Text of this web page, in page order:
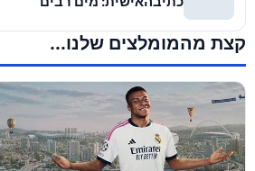
קצת מהמומלצים שלנו...